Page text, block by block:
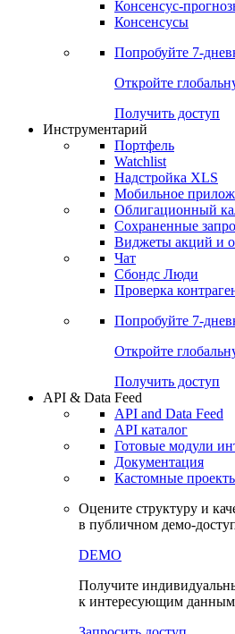
Консенсус-
Консенсусы
Попробуйте 7-
Откройте
Получить доступ
Инструментарий
Портфель
Watchlist
Надстройка XLS
Мобильное
Облигационный
Сохраненные
Виджеты акций и
Чат
Сбондс Люди
Проверка
Попробуйте 7-
Откройте
Получить доступ
API & Data Feed
API and Data Feed
API каталог
Готовые модули
Документация
Кастомные
Оцените структуру и
в публичном демо-
DEMO
Получите
к интересующим данным